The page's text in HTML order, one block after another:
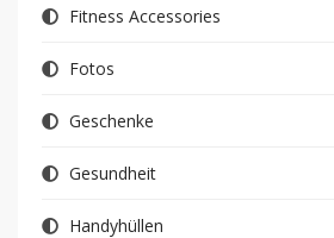
Fitness Accessories
Fotos
Geschenke
Gesundheit
Handyhüllen